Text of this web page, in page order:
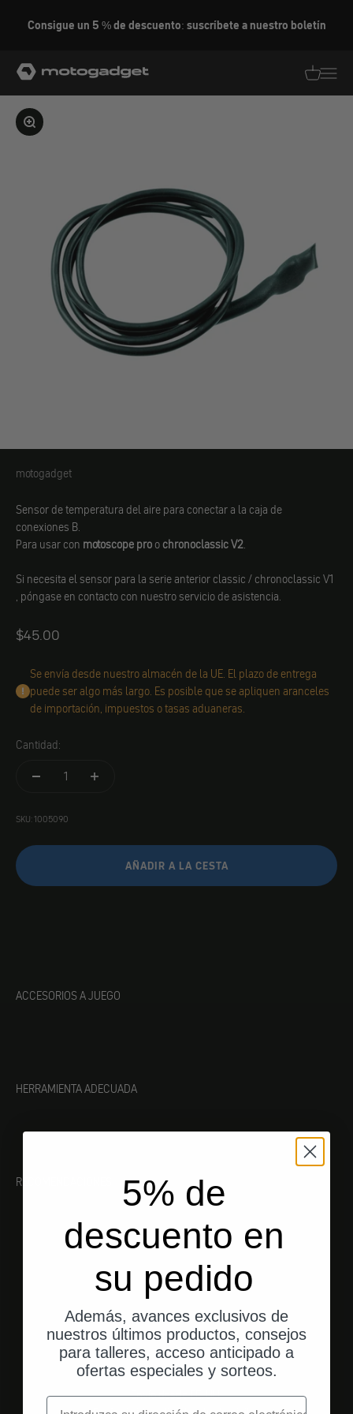
Consigue un 5 % de descuento: suscríbete a nuestro boletín
motogadget GmbH
Ampliar la imagen
motogadget
Sensor de temperatura del aire motogadget
Sensor de temperatura del aire para conectar a la caja de
conexiones B.
Para usar con motoscope pro o chronoclassic V2.
Si necesita el sensor para la serie anterior classic / chronoclassic V1
, póngase en contacto con nuestro servicio de asistencia.
Angebot
$45.00
Se envía desde nuestro almacén de la UE. El plazo de entrega
puede ser algo más largo. Es posible que se apliquen aranceles
de importación, impuestos o tasas aduaneras.
Cantidad:
SKU: 1005090
AÑADIR A LA CESTA
ACCESORIOS A JUEGO
HERRAMIENTA ADECUADA
RECOMENDACIONES
Envío desde EE. UU.
5% de
descuento en
su pedido
Además, avances exclusivos de
nuestros últimos productos, consejos
para talleres, acceso anticipado a
ofertas especiales y sorteos.
correo electrónico